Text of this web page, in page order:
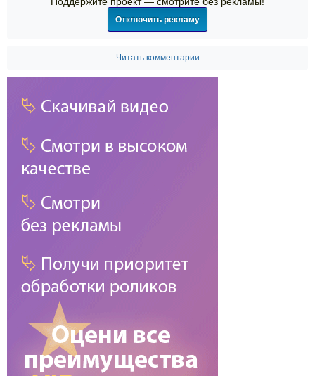
Отключить рекламу
Читать комментарии